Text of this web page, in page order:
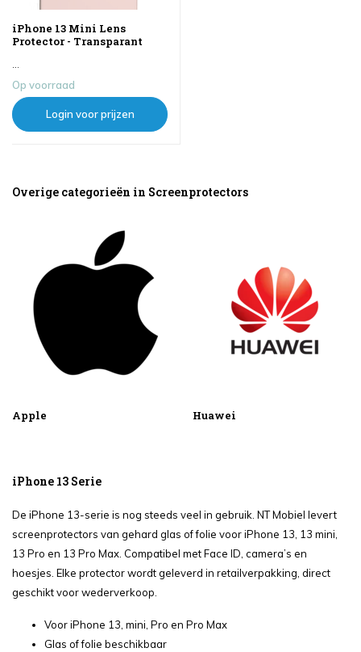
iPhone 13 Mini Lens
Protector - Transparant
...
Op voorraad
Login voor prijzen
Overige categorieën in Screenprotectors
Apple Huawei
iPhone 13 Serie
De iPhone 13-serie is nog steeds veel in gebruik. NT Mobiel levert
screenprotectors van gehard glas of folie voor iPhone 13, 13 mini,
13 Pro en 13 Pro Max. Compatibel met Face ID, camera’s en
hoesjes. Elke protector wordt geleverd in retailverpakking, direct
geschikt voor wederverkoop.
Voor iPhone 13, mini, Pro en Pro Max
Glas of folie beschikbaar